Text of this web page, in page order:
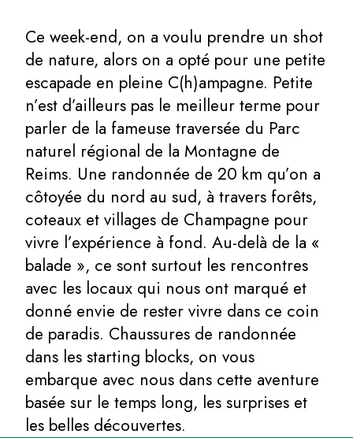
Ce week-end, on a voulu prendre un shot
de nature, alors on a opté pour une petite
escapade en pleine C(h)ampagne. Petite
n’est d’ailleurs pas le meilleur terme pour
parler de la fameuse traversée du Parc
naturel régional de la Montagne de
Reims. Une randonnée de 20 km qu’on a
côtoyée du nord au sud, à travers forêts,
coteaux et villages de Champagne pour
vivre l’expérience à fond. Au-delà de la «
balade », ce sont surtout les rencontres
avec les locaux qui nous ont marqué et
donné envie de rester vivre dans ce coin
de paradis. Chaussures de randonnée
dans les starting blocks, on vous
embarque avec nous dans cette aventure
basée sur le temps long, les surprises et
les belles découvertes.